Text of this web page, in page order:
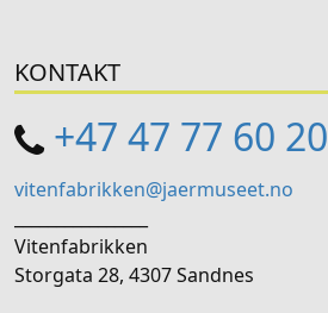
KONTAKT
+47 47 77 60 20
vitenfabrikken@jaermuseet.no
Vitenfabrikken
Storgata 28, 4307 Sandnes